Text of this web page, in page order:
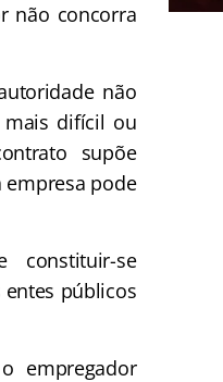
não concorra
não
mais difícil ou
supõe
pode
constituir-se
públicos
empregador